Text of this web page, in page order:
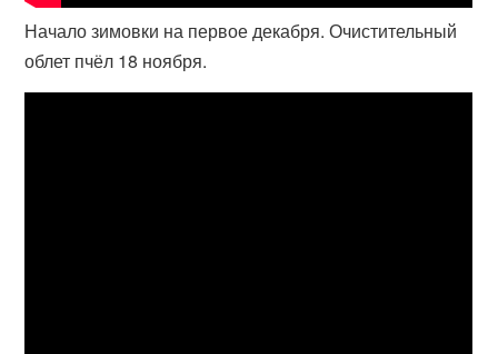
Начало зимовки на первое декабря. Очистительный
облет пчёл 18 ноября.